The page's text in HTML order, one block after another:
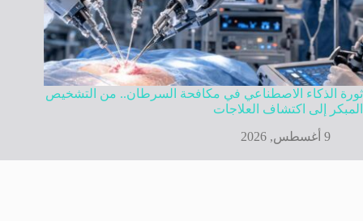
ثورة الذكاء الاصطناعي في مكافحة السرطان.. من التشخيص
المبكر إلى اكتشاف العلاجات
9 أغسطس, 2026